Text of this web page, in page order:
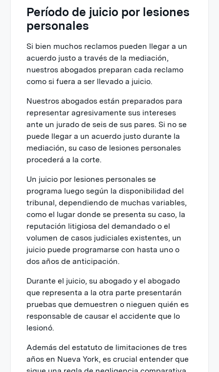
Período de juicio por lesiones
personales
Si bien muchos reclamos pueden llegar a un
acuerdo justo a través de la mediación,
nuestros abogados preparan cada reclamo
como si fuera a ser llevado a juicio.
Nuestros abogados están preparados para
representar agresivamente sus intereses
ante un jurado de seis de sus pares. Si no se
puede llegar a un acuerdo justo durante la
mediación, su caso de lesiones personales
procederá a la corte.
Un juicio por lesiones personales se
programa luego según la disponibilidad del
tribunal, dependiendo de muchas variables,
como el lugar donde se presenta su caso, la
reputación litigiosa del demandado o el
volumen de casos judiciales existentes, un
juicio puede programarse con hasta uno o
dos años de anticipación.
Durante el juicio, su abogado y el abogado
que representa a la otra parte presentarán
pruebas que demuestren o nieguen quién es
responsable de causar el accidente que lo
lesionó.
Además del estatuto de limitaciones de tres
años en Nueva York, es crucial entender que